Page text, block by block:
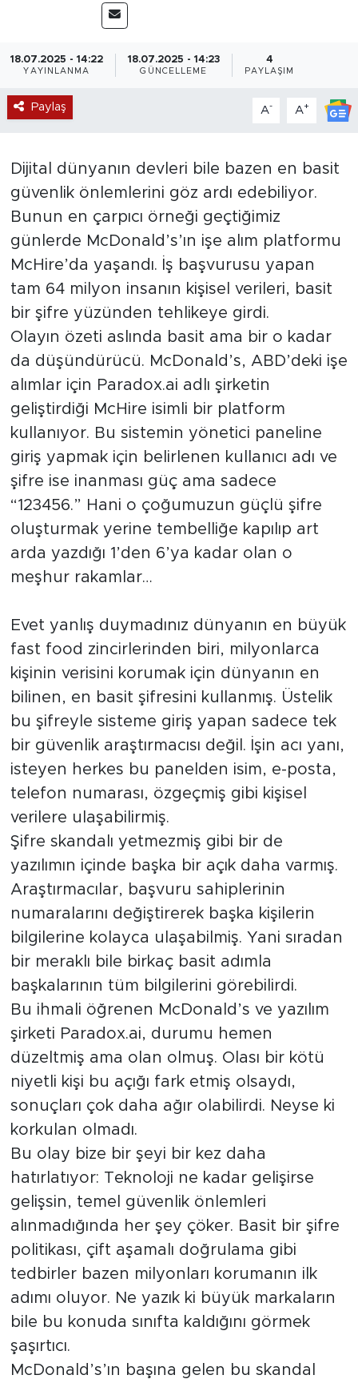
18.07.2025 - 14:22
YAYINLANMA
18.07.2025 - 14:23
GÜNCELLEME
4
PAYLAŞIM
Paylaş A- A+
Dijital dünyanın devleri bile bazen en basit
güvenlik önlemlerini göz ardı edebiliyor.
Bunun en çarpıcı örneği geçtiğimiz
günlerde McDonald’s’ın işe alım platformu
McHire’da yaşandı. İş başvurusu yapan
tam 64 milyon insanın kişisel verileri, basit
bir şifre yüzünden tehlikeye girdi.
Olayın özeti aslında basit ama bir o kadar
da düşündürücü. McDonald’s, ABD’deki işe
alımlar için Paradox.ai adlı şirketin
geliştirdiği McHire isimli bir platform
kullanıyor. Bu sistemin yönetici paneline
giriş yapmak için belirlenen kullanıcı adı ve
şifre ise inanması güç ama sadece
“123456.” Hani o çoğumuzun güçlü şifre
oluşturmak yerine tembelliğe kapılıp art
arda yazdığı 1’den 6’ya kadar olan o
meşhur rakamlar…
Evet yanlış duymadınız dünyanın en büyük
fast food zincirlerinden biri, milyonlarca
kişinin verisini korumak için dünyanın en
bilinen, en basit şifresini kullanmış. Üstelik
bu şifreyle sisteme giriş yapan sadece tek
bir güvenlik araştırmacısı değil. İşin acı yanı,
isteyen herkes bu panelden isim, e-posta,
telefon numarası, özgeçmiş gibi kişisel
verilere ulaşabilirmiş.
Şifre skandalı yetmezmiş gibi bir de
yazılımın içinde başka bir açık daha varmış.
Araştırmacılar, başvuru sahiplerinin
numaralarını değiştirerek başka kişilerin
bilgilerine kolayca ulaşabilmiş. Yani sıradan
bir meraklı bile birkaç basit adımla
başkalarının tüm bilgilerini görebilirdi.
Bu ihmali öğrenen McDonald’s ve yazılım
şirketi Paradox.ai, durumu hemen
düzeltmiş ama olan olmuş. Olası bir kötü
niyetli kişi bu açığı fark etmiş olsaydı,
sonuçları çok daha ağır olabilirdi. Neyse ki
korkulan olmadı.
Bu olay bize bir şeyi bir kez daha
hatırlatıyor: Teknoloji ne kadar gelişirse
gelişsin, temel güvenlik önlemleri
alınmadığında her şey çöker. Basit bir şifre
politikası, çift aşamalı doğrulama gibi
tedbirler bazen milyonları korumanın ilk
adımı oluyor. Ne yazık ki büyük markaların
bile bu konuda sınıfta kaldığını görmek
şaşırtıcı.
McDonald’s’ın başına gelen bu skandal
Magazin
Özel Haber
Politika
Sağlık
Spor
Turizm